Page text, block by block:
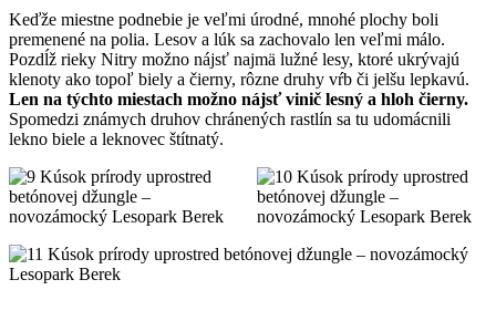
Keďže miestne podnebie je veľmi úrodné, mnohé plochy boli
premenené na polia. Lesov a lúk sa zachovalo len veľmi málo.
Pozdĺž rieky Nitry možno nájsť najmä lužné lesy, ktoré ukrývajú
klenoty ako topoľ biely a čierny, rôzne druhy vŕb či jelšu lepkavú.
Len na týchto miestach možno nájsť vinič lesný a hloh čierny.
Spomedzi známych druhov chránených rastlín sa tu udomácnili
lekno biele a leknovec štítnatý.